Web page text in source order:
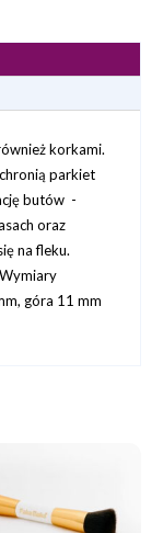
korkami.
parkiet
butów -
oraz
na fleku.
góra 11 mm